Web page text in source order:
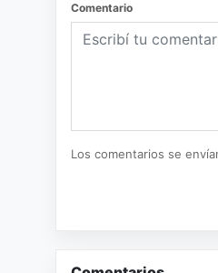
Comentario
Los comentarios se